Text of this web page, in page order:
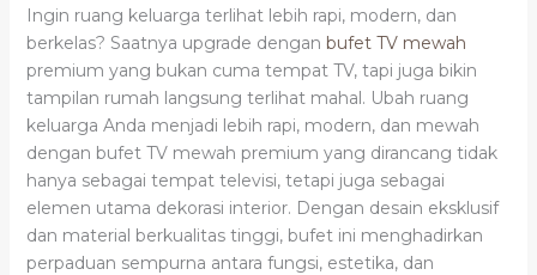
Ingin ruang keluarga terlihat lebih rapi, modern, dan
berkelas? Saatnya upgrade dengan bufet TV mewah
premium yang bukan cuma tempat TV, tapi juga bikin
tampilan rumah langsung terlihat mahal. Ubah ruang
keluarga Anda menjadi lebih rapi, modern, dan mewah
dengan bufet TV mewah premium yang dirancang tidak
hanya sebagai tempat televisi, tetapi juga sebagai
elemen utama dekorasi interior. Dengan desain eksklusif
dan material berkualitas tinggi, bufet ini menghadirkan
perpaduan sempurna antara fungsi, estetika, dan